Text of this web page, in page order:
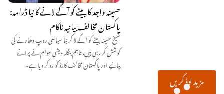
حسینہ واجد کا بیٹے کو آگے لانے کا نیا ڈرامہ:
پاکستان مخالف بیانیہ ناکام
شیخ حسینہ بیٹے کو آگے لا کر نیا سیاسی روپ دھارنے کی
کوشش کر رہی ہیں، تاہم بنگلہ دیشی عوام نے پرانے
بیانیے اور پاکستان مخالف کارڈ کو رد کر دیا ہے۔
مزید لوڈ کریں